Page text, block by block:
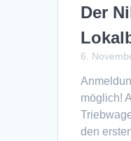
Der
6.
möglich!
den